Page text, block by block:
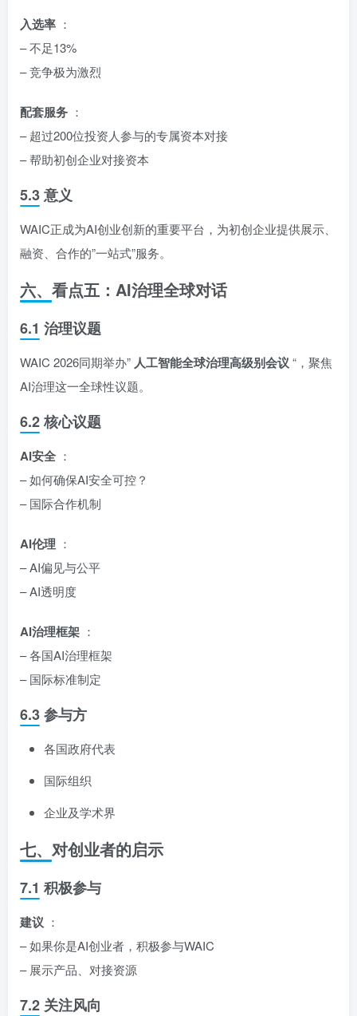
入选率 ：
– 不足13%
– 竞争极为激烈
配套服务 ：
– 超过200位投资人参与的专属资本对接
– 帮助初创企业对接资本
5.3 意义
WAIC正成为AI创业创新的重要平台，为初创企业提供展示、
融资、合作的”一站式”服务。
六、看点五：AI治理全球对话
6.1 治理议题
WAIC 2026同期举办” 人工智能全球治理高级别会议 “，聚焦
AI治理这一全球性议题。
6.2 核心议题
AI安全 ：
– 如何确保AI安全可控？
– 国际合作机制
AI伦理 ：
– AI偏见与公平
– AI透明度
AI治理框架 ：
– 各国AI治理框架
– 国际标准制定
6.3 参与方
各国政府代表
国际组织
企业及学术界
七、对创业者的启示
7.1 积极参与
建议 ：
– 如果你是AI创业者，积极参与WAIC
– 展示产品、对接资源
7.2 关注风向